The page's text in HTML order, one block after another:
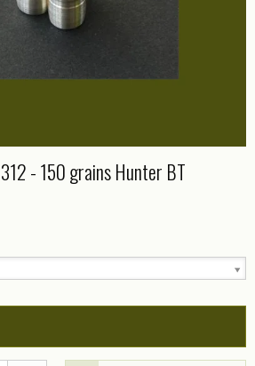
- 150 grains Hunter BT